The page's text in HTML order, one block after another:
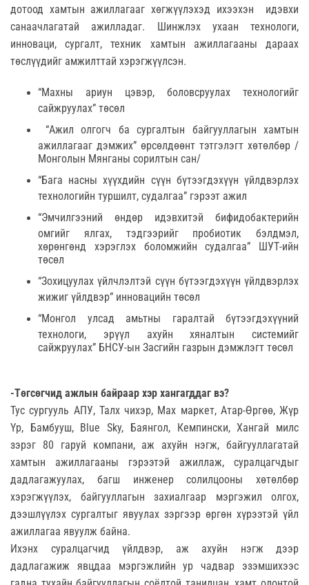
дотоод хамтын ажиллагааг хөгжүүлэхэд ихээхэн идэвхи
санаачлагатай ажилладаг. Шинжлэх ухаан технологи,
инноваци, сургалт, техник хамтын ажиллагааны дараах
төслүүдийг амжилттай хэрэгжүүлсэн.
“Махны ариун цэвэр, боловсруулах технологийг
сайжруулах” төсөл
“Ажил олгогч ба сургалтын байгууллагын хамтын
ажиллагааг дэмжих” өрсөлдөөнт тэтгэлэгт хөтөлбөр /
Монголын Мянганы сорилтын сан/
“Бага насны хүүхдийн сүүн бүтээгдэхүүн үйлдвэрлэх
технологийн туршилт, судалгаа” гэрээт ажил
“Эмчилгээний өндөр идэвхитэй бифидобактерийн
омгийг ялгах, тэдгээрийг пробиотик бэлдмэл,
хөрөнгөнд хэрэглэх боломжийн судалгаа” ШУТ-ийн
төсөл
“Зохицуулах үйлчлэлтэй сүүн бүтээгдэхүүн үйлдвэрлэх
жижиг үйлдвэр” инновацийн төсөл
“Монгол улсад амьтны гаралтай бүтээгдэхүүний
технологи, эрүүл ахуйн хяналтын системийг
сайжруулах” БНСУ-ын Засгийн газрын дэмжлэгт төсөл
-Төгсөгчид ажлын байраар хэр хангагддаг вэ?
Тус сургууль АПУ, Талх чихэр, Мах маркет, Атар-Өргөө, Жүр
Үр, Бамбууш, Blue Sky, Баянгол, Кемпински, Хангай милс
зэрэг 80 гаруй компани, аж ахуйн нэгж, байгууллагатай
хамтын ажиллагааны гэрээтэй ажиллаж, суралцагчдыг
дадлагажуулах, багш инженер солилцооны хөтөлбөр
хэрэгжүүлэх, байгууллагын захиалгаар мэргэжил олгох,
дээшлүүлэх сургалтыг явуулах зэргээр өргөн хүрээтэй үйл
ажиллагаа явуулж байна.
Ихэнх суралцагчид үйлдвэр, аж ахуйн нэгж дээр
дадлагажиж явцдаа мэргэжлийн ур чадвар эзэмшихээс